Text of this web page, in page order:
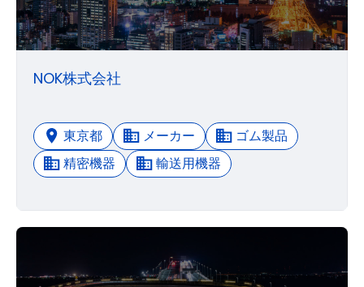
NOK株式会社
東京都 メーカー
ゴム製品
精密機器
輸送用機器